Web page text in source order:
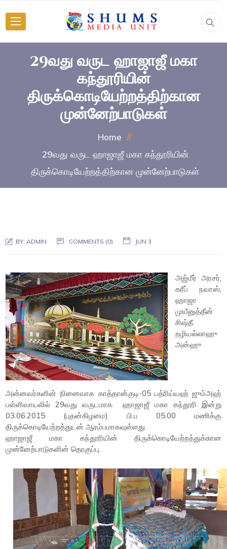
29வது வருட ஹாஜாஜீ மகா
கந்தூரியின்
திருக்கொடியேற்றத்திற்கான
முன்னேற்பாடுகள்
Home
29வது வருட ஹாஜாஜீ மகா கந்தூரியின்
திருக்கொடியேற்றத்திற்கான முன்னேற்பாடுகள்
BY:ADMIN COMMENTS (0) JUN 3
அஜ்மீர் அரசர்,
கரீப் நவாஸ்,
ஹாஜா
முயீனுத்தீன்
சிஷ்தீ
றழியல்லாஹு
அன்ஹு
அன்னவர்களின் நினைவாக காத்தான்குடி-05 பத்ரிய்யஹ் ஜும்அஹ்
பள்ளிவாயலில் 29வது வருடமாக ஹாஜாஜீ மகா கந்தூரி இன்று
03.06.2015 (புதன்கிழமை) பி.ப 05.00 மணிக்கு
திருக்கொடியேற்றத்துடன் ஆரம்பமாகவுள்ளது.
ஹாஜாஜீ மகா கந்தூரியின் திருக்கொடியேற்றத்துக்கான
முன்னேற்பாடுகளின் தொகுப்பு.